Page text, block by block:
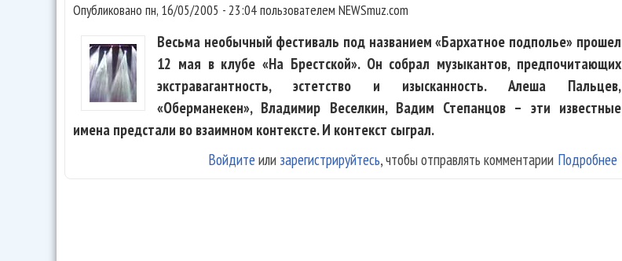
Опубликовано пн, 16/05/2005 - 23:04пользователем NEWSmuz.com
Весьма необычный фестиваль под названием «Бархатное подполье» прошел
12 мая в клубе «На Брестской». Он собрал музыкантов, предпочитающих
экстравагантность, эстетство и изысканность. Алеша Пальцев,
«Оберманекен», Владимир Веселкин, Вадим Степанцов – эти известные
имена предстали во взаимном контексте. И контекст сыграл.
Подробнее
Войдите или зарегистрируйтесь, чтобы отправлять комментарии